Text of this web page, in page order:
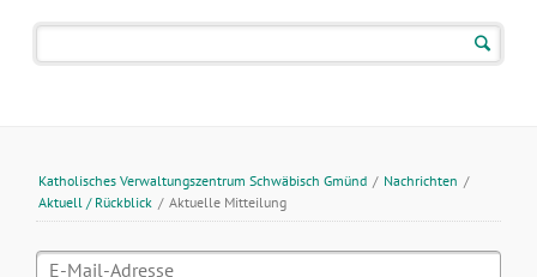
Katholisches Verwaltungszentrum Schwäbisch Gmünd / Nachrichten /
Aktuell / Rückblick / Aktuelle Mitteilung
E-